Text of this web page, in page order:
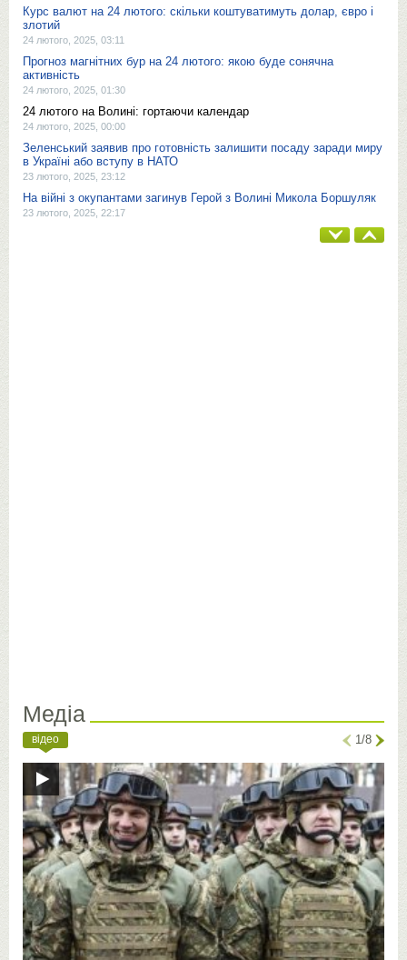
Курс валют на 24 лютого: скільки коштуватимуть долар, євро і
злотий
24 лютого, 2025, 03:11
Прогноз магнітних бур на 24 лютого: якою буде сонячна
активність
24 лютого, 2025, 01:30
24 лютого на Волині: гортаючи календар
24 лютого, 2025, 00:00
Зеленський заявив про готовність залишити посаду заради миру
в Україні або вступу в НАТО
23 лютого, 2025, 23:12
На війні з окупантами загинув Герой з Волині Микола Боршуляк
23 лютого, 2025, 22:17
Медіа
відео 1/8